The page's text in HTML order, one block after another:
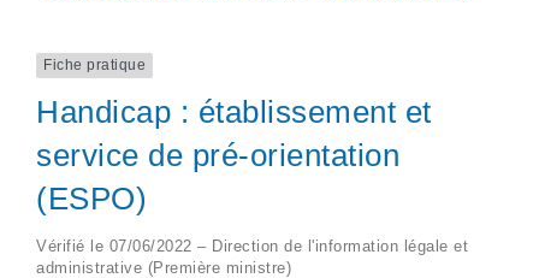
Fiche pratique
Handicap : établissement et
service de pré-orientation
(ESPO)
Vérifié le 07/06/2022 – Direction de l'information légale et
administrative (Première ministre)